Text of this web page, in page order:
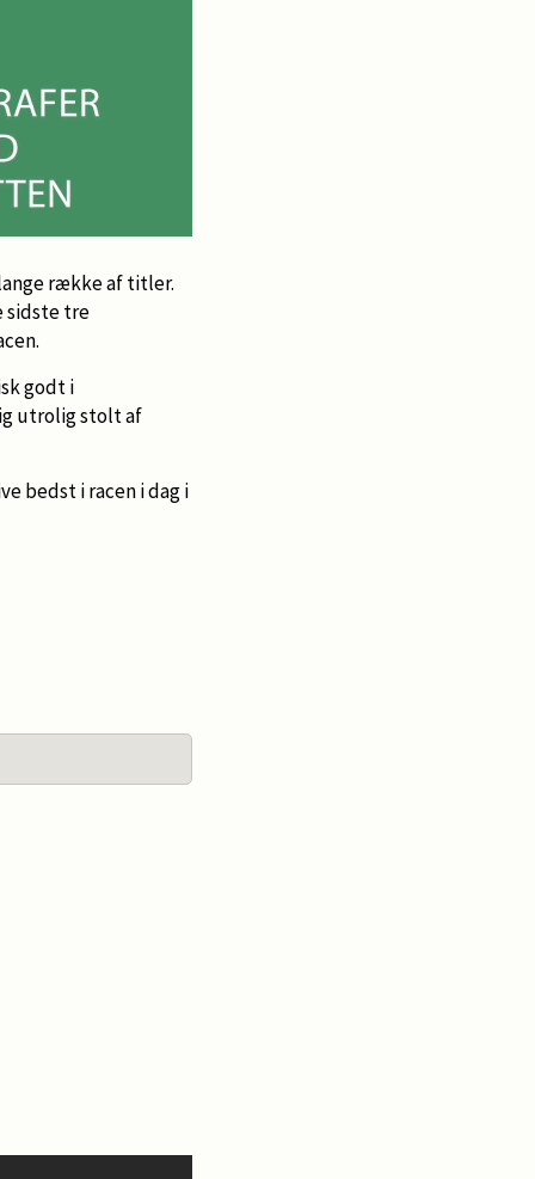
række af titler.
sidste tre
godt i
utrolig stolt af
bedst i racen i dag i